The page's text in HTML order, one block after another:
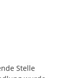
Stelle